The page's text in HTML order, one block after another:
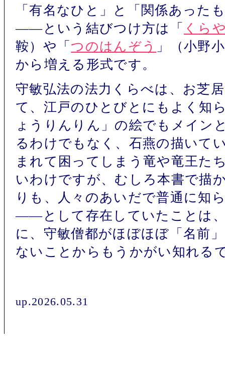
「有名なひと」と「関係あった
――という結びつけ方は「 くら
鞍）や「 つのはんぞう
」（小野
から増える形式です。
守敏弘法の法力くらべは、お芝
て、江戸のひとびとにもよく知
ょうりんりん」の絵でもメイン
るわけでもなく、石燕の描いて
まれて困ってしまう竜や竜王た
いわけですが、むしろ本書で描
りも、人々のあいだで普通に知
――として存在していたことは
に、守敏僧都がほぼほぼ「名前
ないことからもうかがい知れる
up.2026.05.31